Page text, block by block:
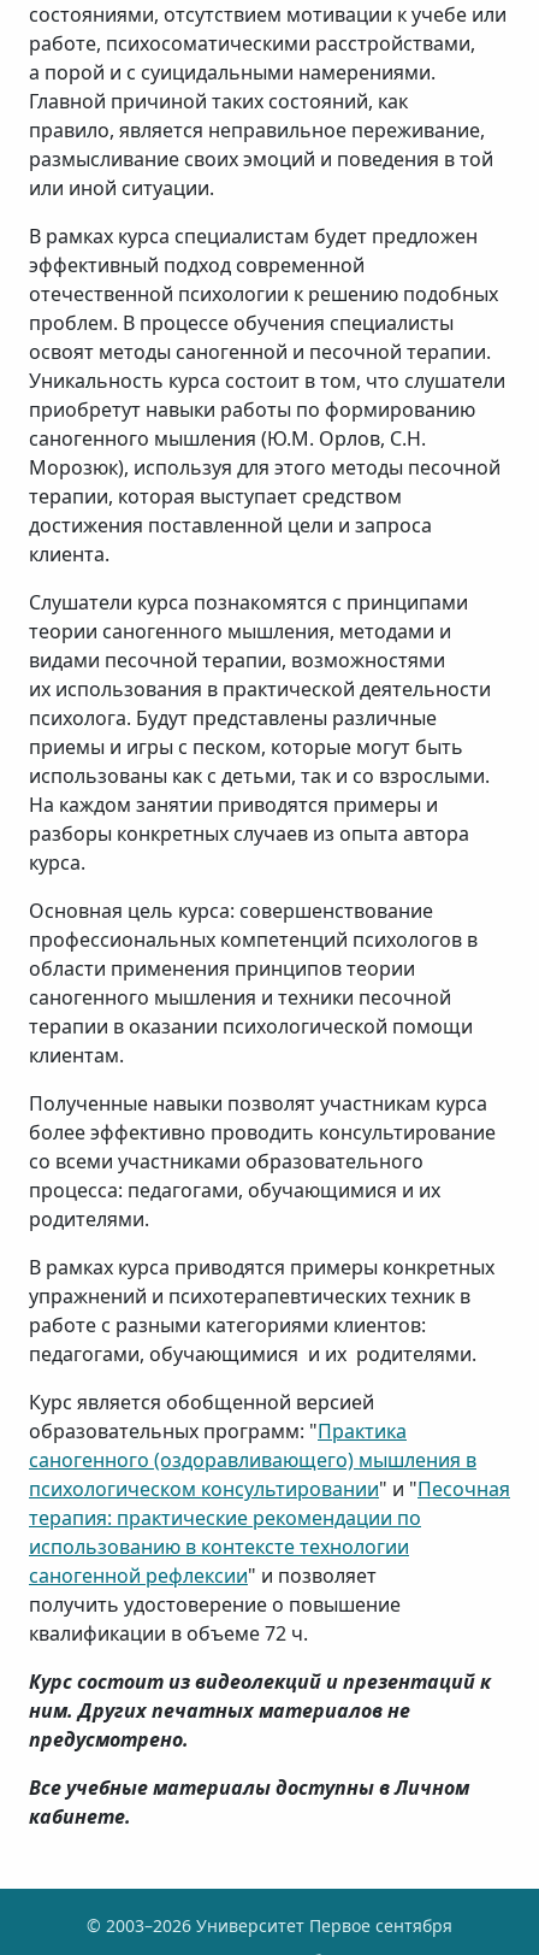
состояниями, отсутствием мотивации к учебе или
работе, психосоматическими расстройствами,
а порой и с суицидальными намерениями.
Главной причиной таких состояний, как
правило, является неправильное переживание,
размысливание своих эмоций и поведения в той
или иной ситуации.
В рамках курса специалистам будет предложен
эффективный подход современной
отечественной психологии к решению подобных
проблем. В процессе обучения специалисты
освоят методы саногенной и песочной терапии.
Уникальность курса состоит в том, что слушатели
приобретут навыки работы по формированию
саногенного мышления (Ю.М. Орлов, С.Н.
Морозюк), используя для этого методы песочной
терапии, которая выступает средством
достижения поставленной цели и запроса
клиента.
Слушатели курса познакомятся с принципами
теории саногенного мышления, методами и
видами песочной терапии, возможностями
их использования в практической деятельности
психолога. Будут представлены различные
приемы и игры с песком, которые могут быть
использованы как с детьми, так и со взрослыми.
На каждом занятии приводятся примеры и
разборы конкретных случаев из опыта автора
курса.
Основная цель курса: совершенствование
профессиональных компетенций психологов в
области применения принципов теории
саногенного мышления и техники песочной
терапии в оказании психологической помощи
клиентам.
Полученные навыки позволят участникам курса
более эффективно проводить консультирование
со всеми участниками образовательного
процесса: педагогами, обучающимися и их
родителями.
В рамках курса приводятся примеры конкретных
упражнений и психотерапевтических техник в
работе с разными категориями клиентов:
педагогами, обучающимися и их родителями.
Курс является обобщенной версией
образовательных программ: "Практика
саногенного (оздоравливающего) мышления в
психологическом консультировании" и "Песочная
терапия: практические рекомендации по
использованию в контексте технологии
саногенной рефлексии" и позволяет
получить удостоверение о повышение
квалификации в объеме 72 ч.
Курс состоит из видеолекций и презентаций к
ним. Других печатных материалов не
предусмотрено.
Все учебные материалы доступны в Личном
кабинете.
© 2003–2026 Университет Первое сентября